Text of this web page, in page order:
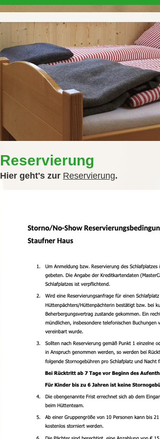
Reservierung
Hier geht's zur Reservierung.